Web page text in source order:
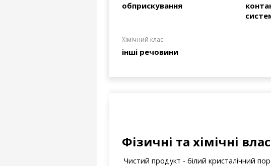
обприскування
Хімічний клас
інші речовини
Фізичні та хімічні
Чистий продукт - білий кристалічний